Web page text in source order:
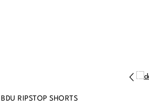
RIPSTOP SHORTS